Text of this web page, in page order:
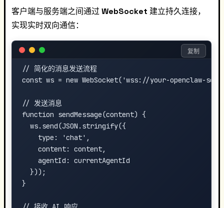
客户端与服务端之间通过WebSocket 建立持久连接，
实现实时双向通信：
// 简化的消息发送流程
const ws = new WebSocket('wss://your-openclaw-
// 发送消息
function sendMessage(content) {
  ws.send(JSON.stringify({
    type: 'chat',
    content: content,
    agentId: currentAgentId
  }));
}
复制